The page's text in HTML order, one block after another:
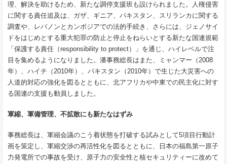
理、解決を助けるため、新たな調停支援班も設けられました。人権侵害
に関する責任追及は、ガザ、ギニア、パキスタン、スリランカに関する
調査や、レバノンとカンボジアでの法的手続き、さらには、ジェノサイ
ドをはじめとする重大犯罪の防止と停止をねらいとする新たな国連規範
「保護する責任（responsibility to protect）」を通じ、ハイレベルで注
目を集めるようになりました。潘事務総長はまた、ミャンマー（2008
年）、ハイチ（2010年）、パキスタン（2010年）で生じた大災害への
人道的対応の強化を図るとともに、北アフリカや中東での民主化に対す
る国連の支援も動員しました。
軍縮、軍備管理、不拡散にも新たなはずみ
事務総長は、軍縮会議のこう着状態を打破する試みとして5項目行動計
画を策定し、軍縮交渉の再活性化を図るとともに、日本の福島第一原子
力発電所での事故を受け、原子力の安全性と核セキュリティーに改めて